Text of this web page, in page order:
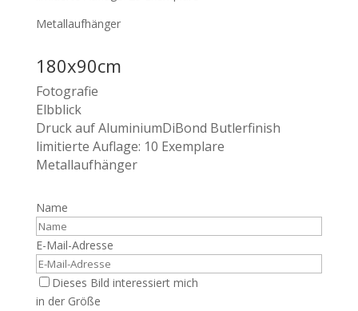
Metallaufhänger
180x90cm
Fotografie
Elbblick
Druck auf AluminiumDiBond Butlerfinish
limitierte Auflage: 10 Exemplare
Metallaufhänger
Name
E-Mail-Adresse
Dieses Bild interessiert mich
in der Größe